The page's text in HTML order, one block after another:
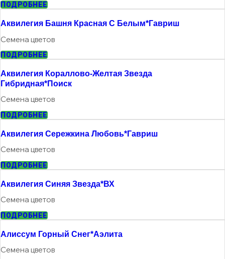
ПОДРОБНЕЕ
Аквилегия Башня Красная С Белым*гавриш
Семена цветов
ПОДРОБНЕЕ
Аквилегия Кораллово-Желтая Звезда
Гибридная*поиск
Семена цветов
ПОДРОБНЕЕ
Аквилегия Сережкина Любовь*гавриш
Семена цветов
ПОДРОБНЕЕ
Аквилегия Синяя Звезда*ВХ
Семена цветов
ПОДРОБНЕЕ
Алиссум Горный Снег*Аэлита
Семена цветов